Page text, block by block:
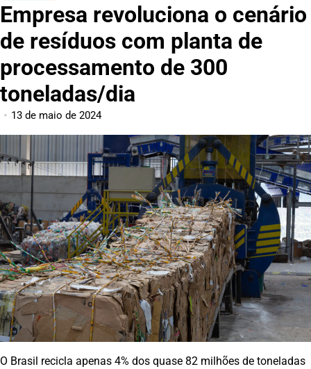
Empresa revoluciona o cenário
de resíduos com planta de
processamento de 300
toneladas/dia
13 de maio de 2024
O Brasil recicla apenas 4% dos quase 82 milhões de toneladas